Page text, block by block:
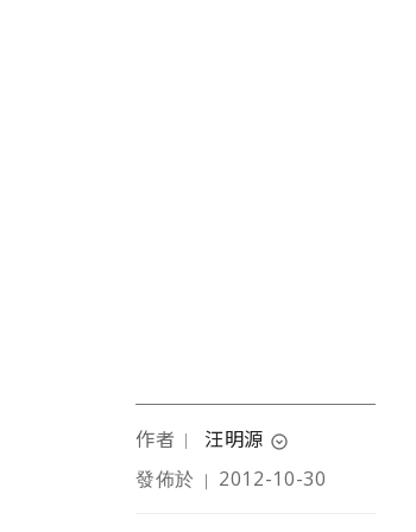
作者 ｜ 汪明源 expand_circle_down
本文作者從事石化業約38
發佈於 ｜ 2012-10-30